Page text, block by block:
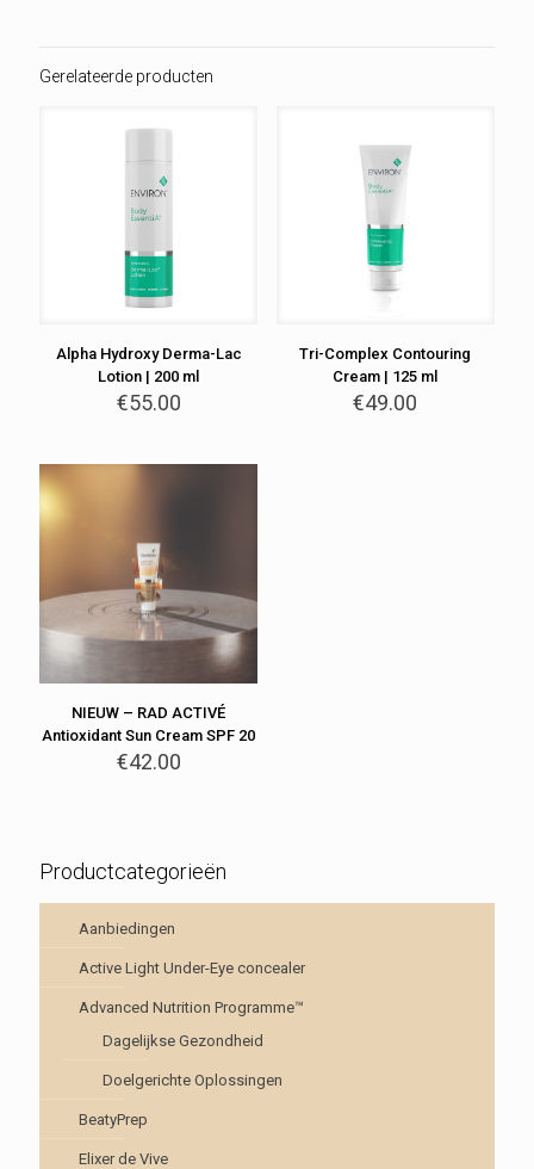
Gerelateerde producten
Alpha Hydroxy Derma-Lac
Lotion | 200 ml
€55.00
Tri-Complex Contouring
Cream | 125 ml
€49.00
NIEUW – RAD ACTIVÉ
Antioxidant Sun Cream SPF 20
€42.00
Productcategorieën
Aanbiedingen
Active Light Under-Eye concealer
Advanced Nutrition Programme™
Dagelijkse Gezondheid
Doelgerichte Oplossingen
BeatyPrep
Elixer de Vive